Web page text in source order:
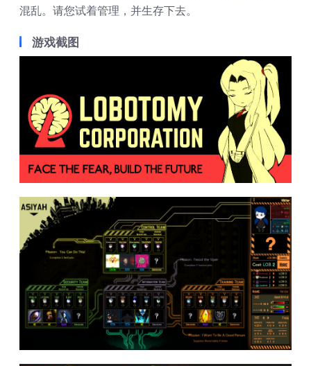
混乱。请您试着管理，并生存下去。
游戏截图